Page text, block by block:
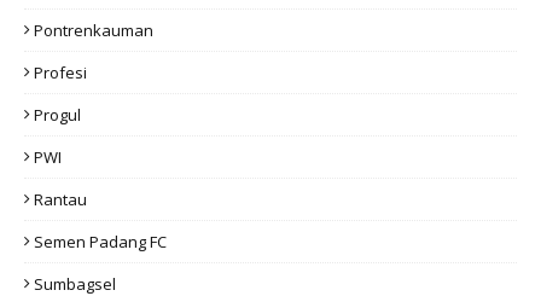
Pontrenkauman
Profesi
Progul
PWI
Rantau
Semen Padang FC
Sumbagsel